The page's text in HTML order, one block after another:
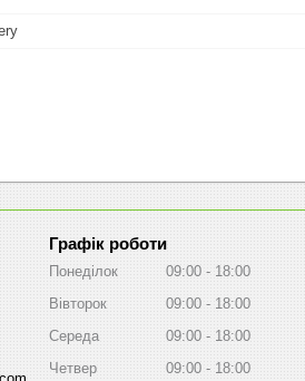
Графік роботи
Понеділок 09:00
18:00
Вівторок
09:00
18:00
Середа
09:00
18:00
Четвер
09:00 18:00